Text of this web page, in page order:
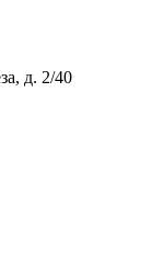
д. 2/40